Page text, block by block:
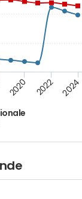
2020 2022 2024